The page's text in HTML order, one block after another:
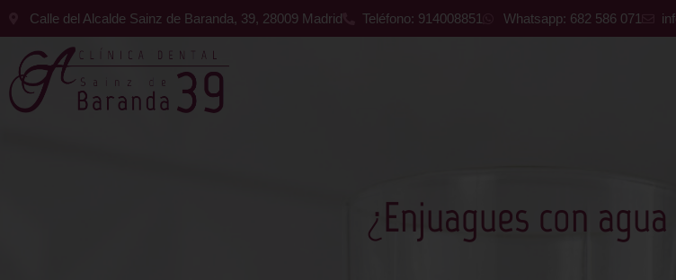
Calle del Alcalde Sainz de Baranda, 39, 28009 Madrid Teléfono: 914008851 Whatsapp: 682 586 071
¿Enjuagues con